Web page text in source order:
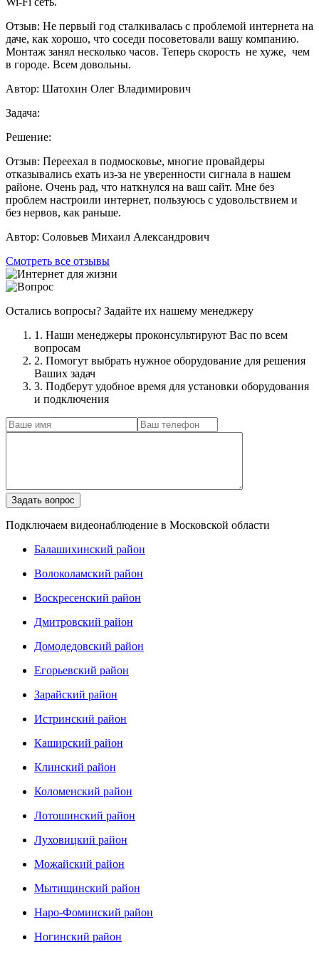
Отзыв: Не первый год сталкивалась с проблемой интернета на
даче, как хорошо, что соседи посоветовали вашу компанию.
Монтаж занял несколько часов. Теперь скорость не хуже, чем
в городе. Всем довольны.
Автор: Шатохин Олег Владимирович
Задача:
Решение:
Отзыв: Переехал в подмосковье, многие провайдеры
отказывались ехать из-за не уверенности сигнала в нашем
районе. Очень рад, что наткнулся на ваш сайт. Мне без
проблем настроили интернет, пользуюсь с удовольствием и
без нервов, как раньше.
Автор: Соловьев Михаил Александрович
Смотреть все отзывы
Остались вопросы? Задайте их нашему менеджеру
1. Наши менеджеры проконсультируют Вас по всем
вопросам
2. Помогут выбрать нужное оборудование для решения
Ваших задач
3. Подберут удобное время для установки оборудования
и подключения
Подключаем видеонаблюдение в Московской области
Балашихинский район
Волоколамский район
Воскресенский район
Дмитровский район
Домодедовский район
Егорьевский район
Зарайский район
Истринский район
Каширский район
Клинский район
Коломенский район
Лотошинский район
Луховицкий район
Можайский район
Мытищинский район
Наро-Фоминский район
Ногинский район